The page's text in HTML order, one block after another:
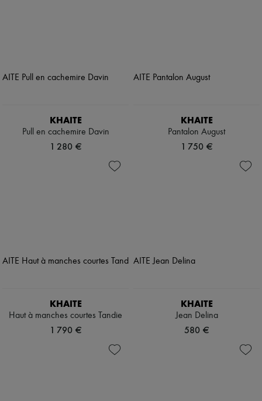
KHAITE
Pull en cachemire Davin
1 280 €
KHAITE
Pantalon August
1 750 €
KHAITE
Haut à manches courtes Tandie
1 790 €
KHAITE
Jean Delina
580 €